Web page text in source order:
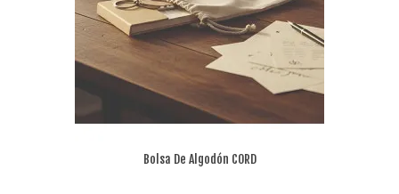
Bolsa De Algodón CORD